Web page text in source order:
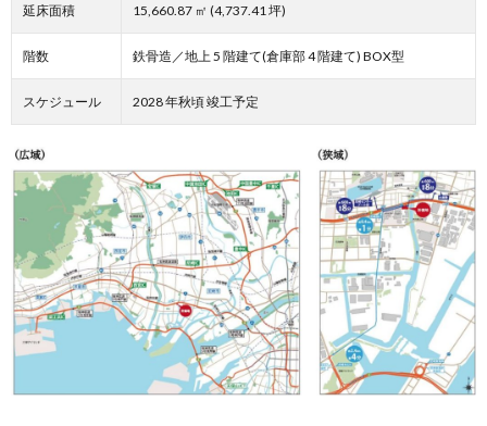
延床面積 15,660.87 ㎡ (4,737.41 坪)
階数 鉄骨造／地上 5 階建て(倉庫部 4 階建て) BOX型
スケジュール 2028 年秋頃 竣工予定